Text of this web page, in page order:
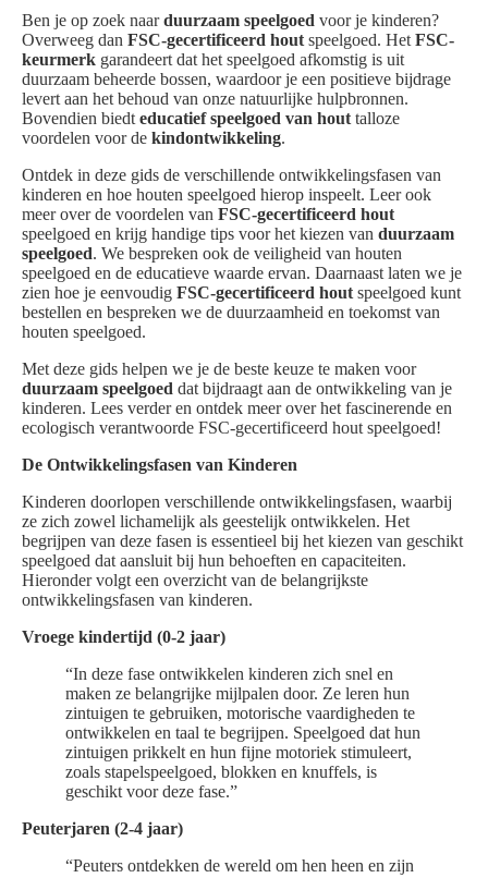
Ben je op zoek naarduurzaam speelgoed voor je kinderen?
Overweeg dan FSC-gecertificeerd hout speelgoed. Het FSC-
keurmerk garandeert dat het speelgoed afkomstig is uit
duurzaam beheerde bossen, waardoor je een positieve bijdrage
levert aan het behoud van onze natuurlijke hulpbronnen.
Bovendien biedt educatief speelgoed van hout talloze
voordelen voor de kindontwikkeling.
Ontdek in deze gids de verschillende ontwikkelingsfasen van
kinderen en hoe houten speelgoed hierop inspeelt. Leer ook
meer over de voordelen van FSC-gecertificeerd hout
speelgoed en krijg handige tips voor het kiezen van duurzaam
speelgoed. We bespreken ook de veiligheid van houten
speelgoed en de educatieve waarde ervan. Daarnaast laten we je
zien hoe je eenvoudig FSC-gecertificeerd hout speelgoed kunt
bestellen en bespreken we de duurzaamheid en toekomst van
houten speelgoed.
Met deze gids helpen we je de beste keuze te maken voor
duurzaam speelgoed dat bijdraagt aan de ontwikkeling van je
kinderen. Lees verder en ontdek meer over het fascinerende en
ecologisch verantwoorde FSC-gecertificeerd hout speelgoed!
De Ontwikkelingsfasen van Kinderen
Kinderen doorlopen verschillende ontwikkelingsfasen, waarbij
ze zich zowel lichamelijk als geestelijk ontwikkelen. Het
begrijpen van deze fasen is essentieel bij het kiezen van geschikt
speelgoed dat aansluit bij hun behoeften en capaciteiten.
Hieronder volgt een overzicht van de belangrijkste
ontwikkelingsfasen van kinderen.
Vroege kindertijd (0-2 jaar)
“In deze fase ontwikkelen kinderen zich snel en
maken ze belangrijke mijlpalen door. Ze leren hun
zintuigen te gebruiken, motorische vaardigheden te
ontwikkelen en taal te begrijpen. Speelgoed dat hun
zintuigen prikkelt en hun fijne motoriek stimuleert,
zoals stapelspeelgoed, blokken en knuffels, is
geschikt voor deze fase.”
Peuterjaren (2-4 jaar)
“Peuters ontdekken de wereld om hen heen en zijn